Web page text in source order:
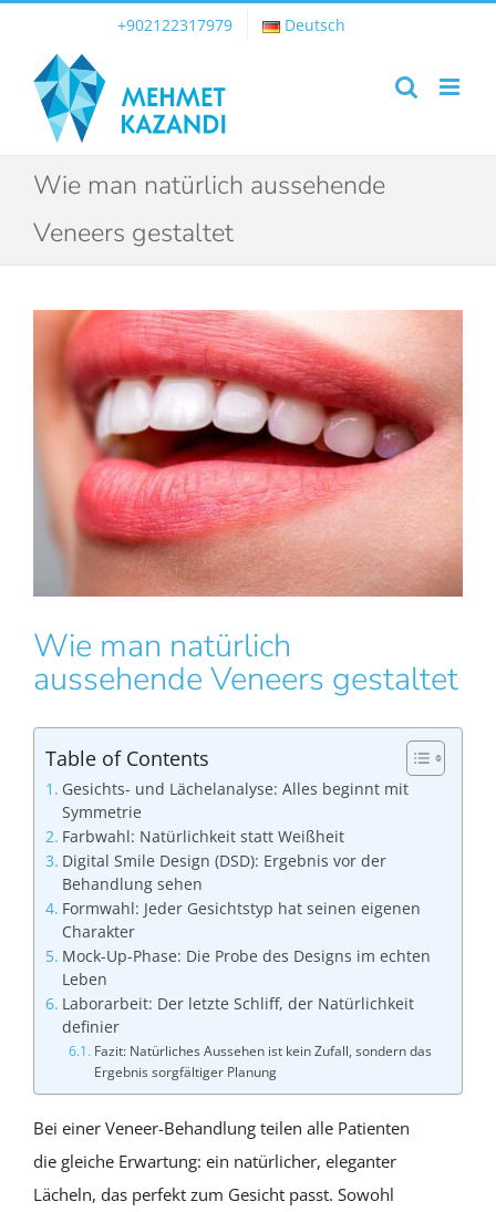
content
+902122317979 Deutsch
Wie man natürlich aussehende
Veneers gestaltet
Wie man natürlich
aussehende Veneers gestaltet
Table of Contents
Gesichts- und Lächelanalyse: Alles beginnt mit
Symmetrie
Farbwahl: Natürlichkeit statt Weißheit
Digital Smile Design (DSD): Ergebnis vor der
Behandlung sehen
Formwahl: Jeder Gesichtstyp hat seinen eigenen
Charakter
Mock-Up-Phase: Die Probe des Designs im echten
Leben
Laborarbeit: Der letzte Schliff, der Natürlichkeit
definier
Fazit: Natürliches Aussehen ist kein Zufall, sondern das
Ergebnis sorgfältiger Planung
Bei einer Veneer-Behandlung teilen alle Patienten
die gleiche Erwartung: ein natürlicher, eleganter
Lächeln, das perfekt zum Gesicht passt. Sowohl